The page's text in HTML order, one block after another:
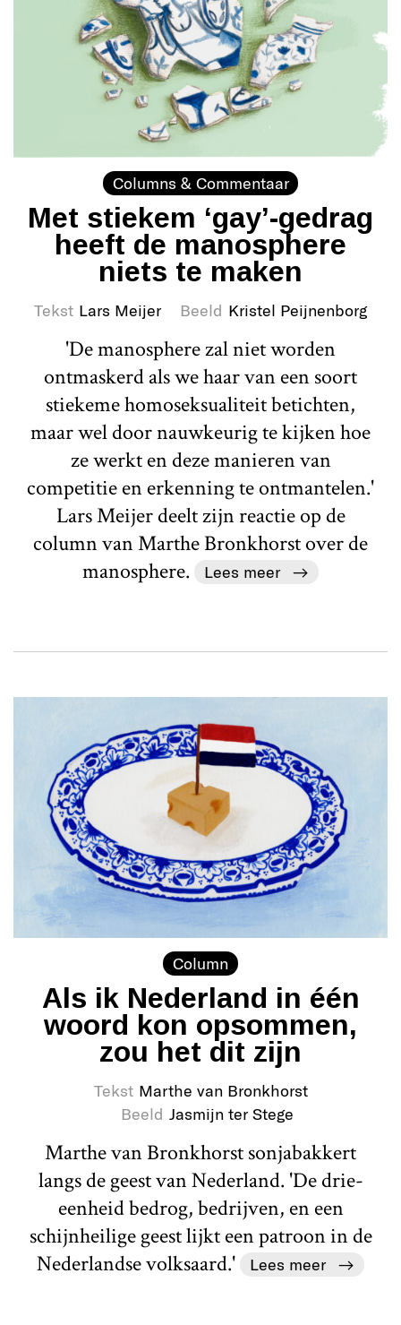
Columns & Commentaar
Met stiekem ‘gay’-gedrag
heeft de manosphere
niets te maken
Tekst Lars Meijer Beeld Kristel Peijnenborg
'De manosphere zal niet worden
ontmaskerd als we haar van een soort
stiekeme homoseksualiteit betichten,
maar wel door nauwkeurig te kijken hoe
ze werkt en deze manieren van
competitie en erkenning te ontmantelen.'
Lars Meijer deelt zijn reactie op de
column van Marthe Bronkhorst over de
manosphere.
Lees meer
Column
Als ik Nederland in één
woord kon opsommen,
zou het dit zijn
Tekst Marthe van Bronkhorst
Beeld Jasmijn ter Stege
Marthe van Bronkhorst sonjabakkert
langs de geest van Nederland. 'De drie-
eenheid bedrog, bedrijven, en een
schijnheilige geest lijkt een patroon in de
Nederlandse volksaard.'
Lees meer